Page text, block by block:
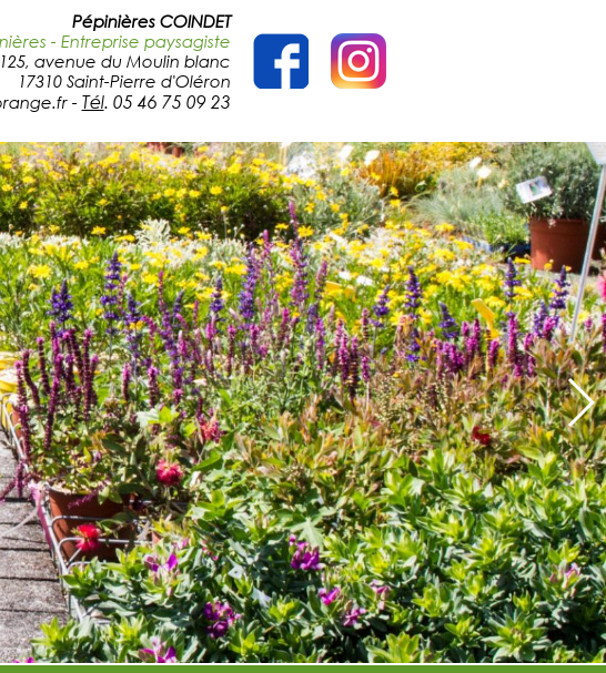
Pépinières COINDET
- Entreprise paysagiste
125, avenue du Moulin blanc
17310 Saint-Pierre d'Oléron
- Tél. 05 46 75 09 23